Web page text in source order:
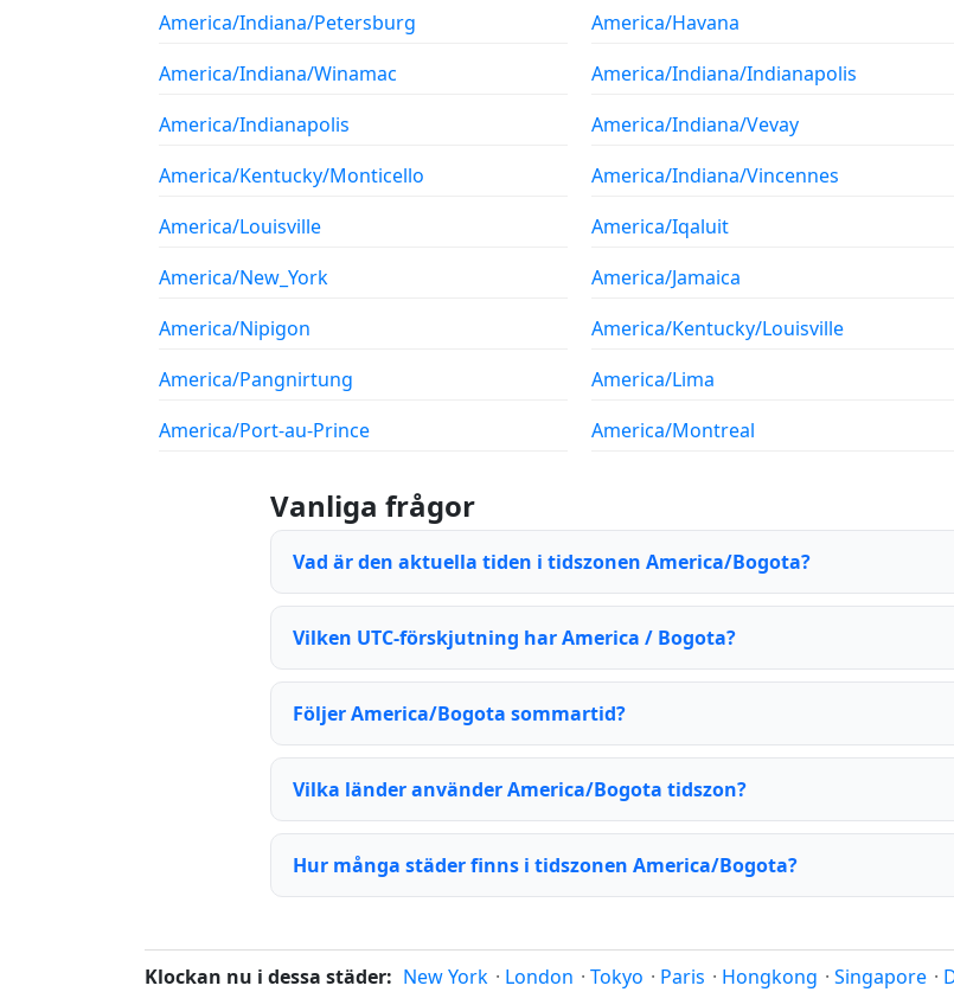
America/Indiana/Petersburg
America/Indiana/Winamac
America/Indianapolis
America/Kentucky/Monticello
America/Louisville
America/New_York
America/Nipigon
America/Pangnirtung
America/Port-au-Prince
America/Havana
America/Indiana/Indianapolis
America/Indiana/Vevay
America/Indiana/Vincennes
America/Iqaluit
America/Jamaica
America/Kentucky/Louisville
America/Lima
America/Montreal
Vanliga frågor
Vad är den aktuella tiden i tidszonen America/Bogota?
Vilken UTC-förskjutning har America / Bogota?
Följer America/Bogota sommartid?
Vilka länder använder America/Bogota tidszon?
Hur många städer finns i tidszonen America/Bogota?
Klockan nu i dessa städer: New York · London · Tokyo · Paris · Hongkong · Singapore ·